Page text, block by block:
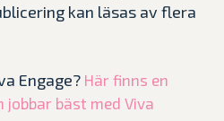
kan läsas av flera
Engage? Här finns en
jobbar bäst med Viva